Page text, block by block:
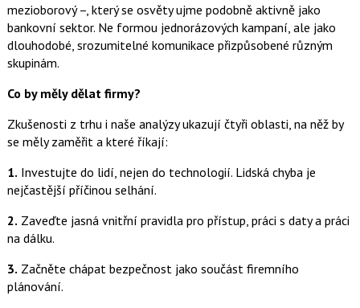
mezioborový –, který se osvěty ujme podobně aktivně jako
bankovní sektor. Ne formou jednorázových kampaní, ale jako
dlouhodobé, srozumitelné komunikace přizpůsobené různým
skupinám.
Co by měly dělat firmy?
Zkušenosti z trhu i naše analýzy ukazují čtyři oblasti, na něž by
se měly zaměřit a které říkají:
1. Investujte do lidí, nejen do technologií. Lidská chyba je
nejčastější příčinou selhání.
2. Zaveďte jasná vnitřní pravidla pro přístup, práci s daty a práci
na dálku.
3. Začněte chápat bezpečnost jako součást firemního
plánování.